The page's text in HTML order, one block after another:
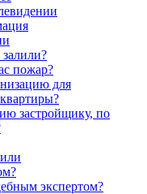
залили?
пожар?
для
застройщику, по
экспертом?